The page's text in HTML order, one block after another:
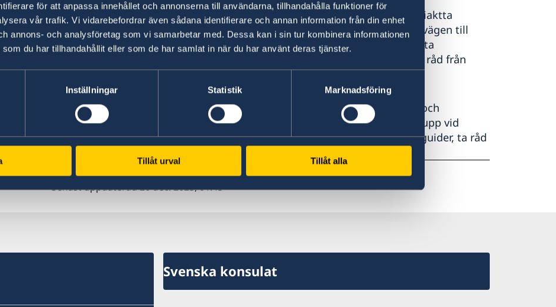
för att anpassa innehållet och annonserna till användarna, tillhandahålla funktioner för
vår trafik. Vi vidarebefordrar även sådana identifierare och annan information från din enhet
annons- och analysföretag som vi samarbetar med. Dessa kan i sin tur kombinera informationen
du har tillhandahållit eller som de har samlat in när du har använt deras tjänster.
Inställningar Statistik Marknadsföring
Tillåt urval Tillåt alla
Reser man i gränstrakter och avlägsna områden, är det särskilt viktigt att iaktta
försiktighet eftersom kidnappningsrisken är stor. Lämna uppgifter om resvägen till
familj och nära vänner men undvik att sprida uppgifter i vidare kretsar, vidta
nödvändiga säkerhetsåtgärder, sök information om aktuellt läge, inhämta råd från
lokala myndigheter och medför ID-handling.
Om resor företas kring den 20-30 km långa sträckan mellan Mauretanien och
Västsahara finns risk att råka ut för icke detonerade minor som kan dyka upp vid
rörelser av sand och sanddynor. Lämpligast att resa i konvoj med erfarna guider, ta råd
från lokal expertis och medför vatten och förnödenheter.
Senast uppdaterad 20 dec. 2025, 01.45
Svenska konsulat